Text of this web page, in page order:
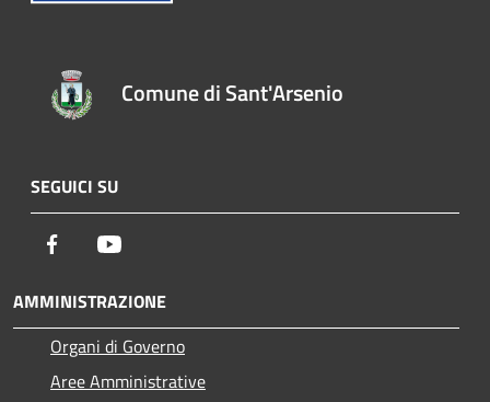
Comune di Sant'Arsenio
SEGUICI SU
Facebook
AMMINISTRAZIONE
Organi di Governo
Aree Amministrative